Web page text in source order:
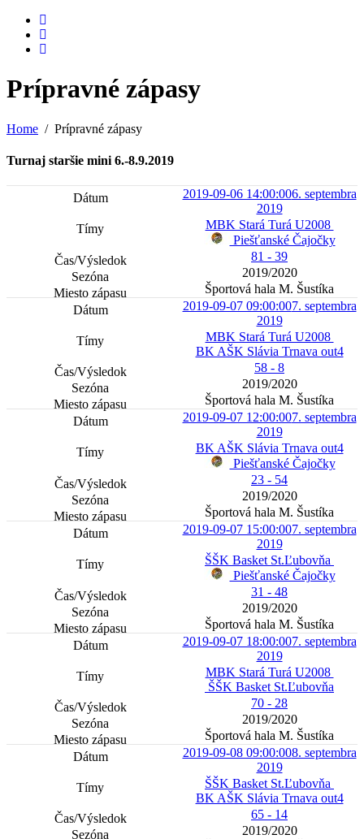
Prípravné zápasy
Home Prípravné zápasy
Turnaj staršie mini 6.-8.9.2019
2019-09-06 14:00:006. septembra
2019
MBK Stará Turá U2008
Piešťanské Čajočky
81 - 39
2019/2020
Športová hala M. Šustíka
2019-09-07 09:00:007. septembra
2019
MBK Stará Turá U2008
BK AŠK Slávia Trnava out4
58 - 8
2019/2020
Športová hala M. Šustíka
2019-09-07 12:00:007. septembra
2019
BK AŠK Slávia Trnava out4
Piešťanské Čajočky
23 - 54
2019/2020
Športová hala M. Šustíka
2019-09-07 15:00:007. septembra
2019
ŠŠK Basket St.Ľubovňa
Piešťanské Čajočky
31 - 48
2019/2020
Športová hala M. Šustíka
2019-09-07 18:00:007. septembra
2019
MBK Stará Turá U2008
ŠŠK Basket St.Ľubovňa
70 - 28
2019/2020
Športová hala M. Šustíka
2019-09-08 09:00:008. septembra
2019
ŠŠK Basket St.Ľubovňa
BK AŠK Slávia Trnava out4
65 - 14
2019/2020